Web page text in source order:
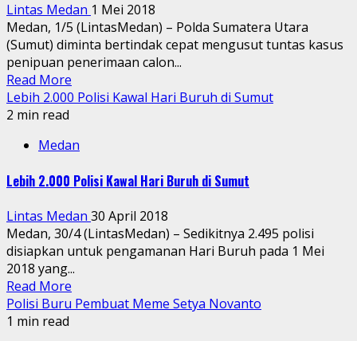
Lintas Medan 1 Mei 2018
Medan, 1/5 (LintasMedan) – Polda Sumatera Utara
(Sumut) diminta bertindak cepat mengusut tuntas kasus
penipuan penerimaan calon...
Read More
Lebih 2.000 Polisi Kawal Hari Buruh di Sumut
2 min read
Medan
Lebih 2.000 Polisi Kawal Hari Buruh di Sumut
Lintas Medan 30 April 2018
Medan, 30/4 (LintasMedan) – Sedikitnya 2.495 polisi
disiapkan untuk pengamanan Hari Buruh pada 1 Mei
2018 yang...
Read More
Polisi Buru Pembuat Meme Setya Novanto
1 min read